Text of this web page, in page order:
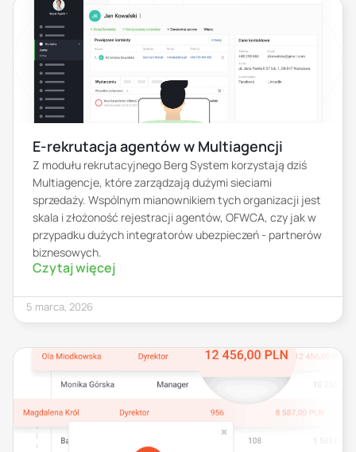
E-rekrutacja agentów w Multiagencji
Z modułu rekrutacyjnego Berg System korzystają dziś
Multiagencje, które zarządzają dużymi sieciami
sprzedaży. Wspólnym mianownikiem tych organizacji jest
skala i złożoność rejestracji agentów, OFWCA, czy jak w
przypadku dużych integratorów ubezpieczeń - partnerów
biznesowych.
Czytaj więcej
5 marca, 2026